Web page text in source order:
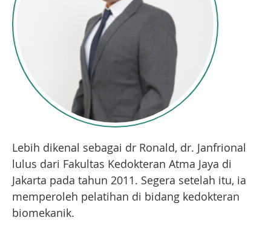
Lebih dikenal sebagai dr Ronald, dr. Janfrional
lulus dari Fakultas Kedokteran Atma Jaya di
Jakarta pada tahun 2011. Segera setelah itu, ia
memperoleh pelatihan di bidang kedokteran
biomekanik.